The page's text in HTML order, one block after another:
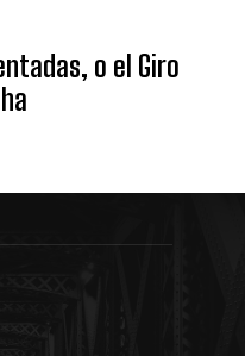
o el Giro